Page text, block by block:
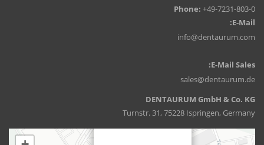
Phone: +49-7231-803-0
E-Mail:
info@dentaurum.com
E-Mail Sales:
sales@dentaurum.de
DENTAURUM GmbH & Co. KG
Turnstr. 31, 75228 Ispringen, Germany